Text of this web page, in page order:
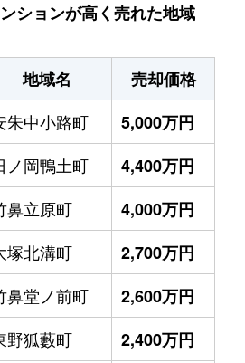
ションが高く売れた地域
地域名
売却価格
朱中小路町
5,000万円
ノ岡鴨土町
4,400万円
鼻立原町
4,000万円
塚北溝町
2,700万円
鼻堂ノ前町
2,600万円
野狐藪町
2,400万円